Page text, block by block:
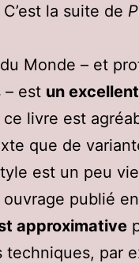
C’est la suite de
du Monde – et
– est un excellent
ce livre est
que de
est un peu
publié
approximative
techniques, par